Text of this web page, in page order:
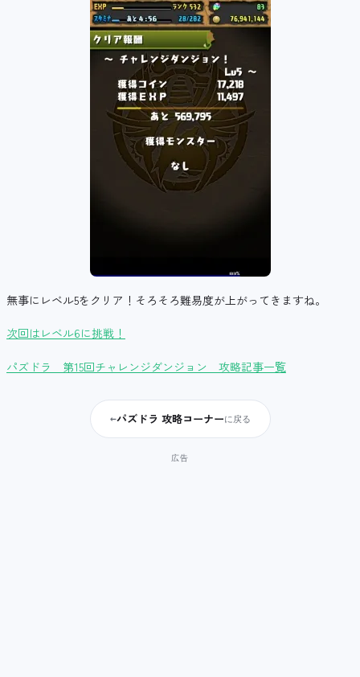
無事にレベル5をクリア！そろそろ難易度が上がってきますね。
次回はレベル6に挑戦！
パズドラ 第15回チャレンジダンジョン 攻略記事一覧
←パズドラ 攻略コーナーに戻る